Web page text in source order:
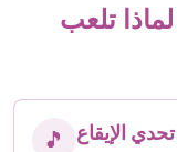
لماذا تلعب FNF Rushed على لعبة
🎵 تحدي الإيقاع